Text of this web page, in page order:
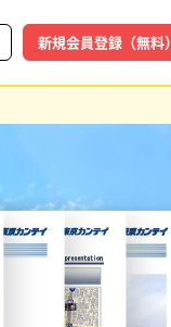
新規会員登録（無料）